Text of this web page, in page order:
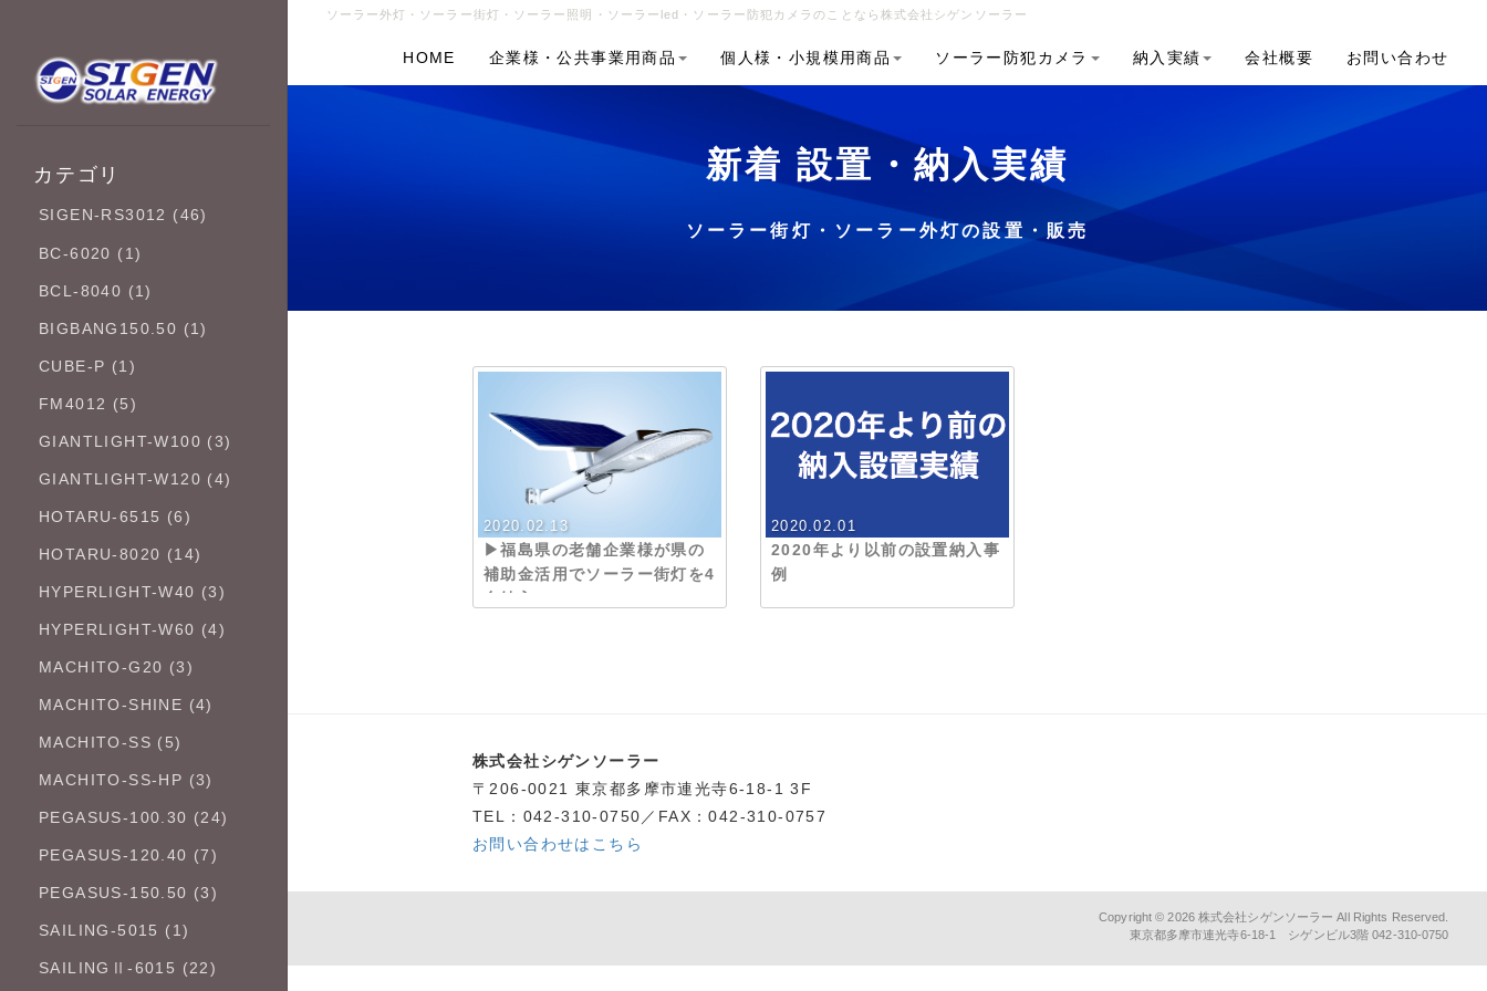
ソーラー外灯・ソーラー街灯・ソーラー照明・ソーラーled・ソーラー防犯カメラのことなら株式会社シゲンソーラー
HOME 企業様・公共事業用商品 個人様・小規模用商品 ソーラー防犯カメラ 納入実績 会社概要 お問い合わせ
新着 設置・納入実績
ソーラー街灯・ソーラー外灯の設置・販売
2020.02.13
▶︎福島県の老舗企業様が県の
補助金活用でソーラー街灯を4
台納入
2020.02.01
2020年より以前の設置納入事
例
株式会社シゲンソーラー
〒206-0021 東京都多摩市連光寺6-18-1 3F
TEL：042-310-0750／FAX：042-310-0757
お問い合わせはこちら
Copyright © 2026 株式会社シゲンソーラー All Rights Reserved.
東京都多摩市連光寺6-18-1 シゲンビル3階 042-310-0750
カテゴリ
SIGEN-RS3012 (46)
BC-6020 (1)
BCL-8040 (1)
BIGBANG150.50 (1)
CUBE-P (1)
FM4012 (5)
GIANTLIGHT-W100 (3)
GIANTLIGHT-W120 (4)
HOTARU-6515 (6)
HOTARU-8020 (14)
HYPERLIGHT-W40 (3)
HYPERLIGHT-W60 (4)
MACHITO-G20 (3)
MACHITO-SHINE (4)
MACHITO-SS (5)
MACHITO-SS-HP (3)
PEGASUS-100.30 (24)
PEGASUS-120.40 (7)
PEGASUS-150.50 (3)
SAILING-5015 (1)
SAILINGⅡ-6015 (22)